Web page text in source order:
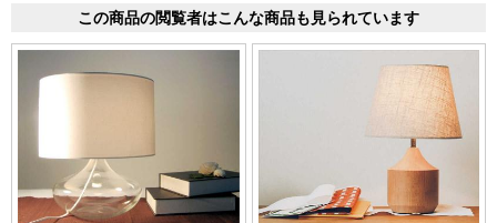
この商品の閲覧者はこんな商品も見られています